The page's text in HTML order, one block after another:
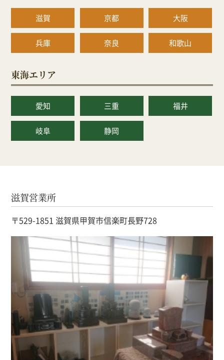
滋賀 京都 大阪
兵庫 奈良 和歌山
東海エリア
愛知 三重 福井
岐阜 静岡
滋賀営業所
〒529-1851 滋賀県甲賀市信楽町長野728